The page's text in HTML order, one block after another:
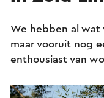
We hebben al wat
maar vooruit nog
enthousiast van